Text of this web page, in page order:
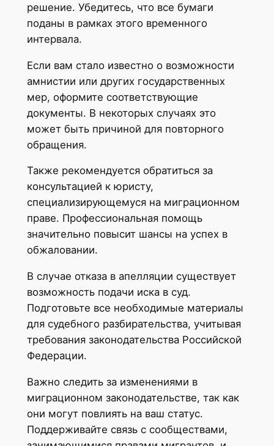
решение. Убедитесь, что все бумаги
поданы в рамках этого временного
интервала.
Если вам стало известно о возможности
амнистии или других государственных
мер, оформите соответствующие
документы. В некоторых случаях это
может быть причиной для повторного
обращения.
Также рекомендуется обратиться за
консультацией к юристу,
специализирующемуся на миграционном
праве. Профессиональная помощь
значительно повысит шансы на успех в
обжаловании.
В случае отказа в апелляции существует
возможность подачи иска в суд.
Подготовьте все необходимые материалы
для судебного разбирательства, учитывая
требования законодательства Российской
Федерации.
Важно следить за изменениями в
миграционном законодательстве, так как
они могут повлиять на ваш статус.
Поддерживайте связь с сообществами,